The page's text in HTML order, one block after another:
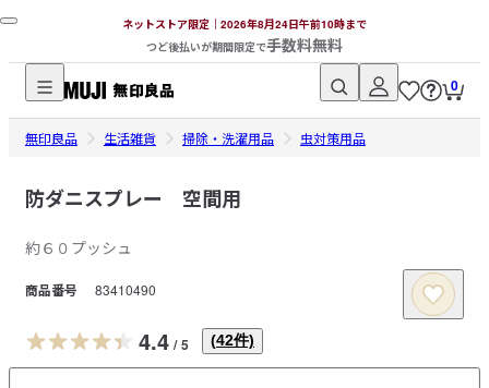
ネットストア限定｜2026年8月24日午前10時まで
つど後払いが期間限定で手数料無料
無
印
品
ッ
ス
ト
0
無印良品 生活雑貨 掃除・洗濯用品 虫対策用品​
防ダニスプレー 空間用
約６０プッシュ
商品番号 83410490
4.4 / 5 (42件)